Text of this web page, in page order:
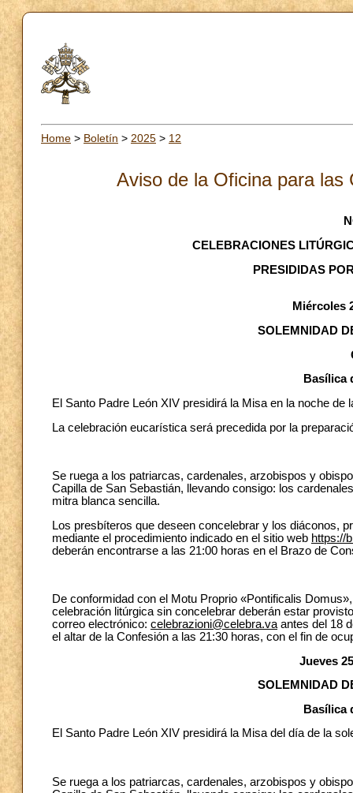
Home > Boletín > 2025 > 12
Aviso de la Oficina para las
CELEBRACIONES
PRESIDIDAS
Miércoles
SOLEMNIDAD
Basílica
El Santo Padre León XIV presidirá la Misa en la noche de
La celebración eucarística será precedida por la
Se ruega a los patriarcas, cardenales, arzobispos y
Capilla de San Sebastián, llevando consigo: los
mitra blanca sencilla.
Los presbíteros que deseen concelebrar y los diáconos,
mediante el procedimiento indicado en el sitio web https://
deberán encontrarse a las 21:00 horas en el Brazo de
De conformidad con el Motu Proprio «Pontificalis
celebración litúrgica sin concelebrar deberán estar
correo electrónico: celebrazioni@celebra.va antes del 18
el altar de la Confesión a las 21:30 horas, con el fin de
Jueves
SOLEMNIDAD
Basílica
El Santo Padre León XIV presidirá la Misa del día de la
Se ruega a los patriarcas, cardenales, arzobispos y